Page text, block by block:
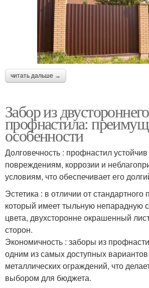
читать дальше →
Забор из двустороннего
профнастила:
особенности
Долговечность : профнастил
повреждениям, коррозии и
условиям, что обеспечивает его
Эстетика : в отличии от
который имеет тыльную непарадную
цвета, двухсторонне окрашенный
сторон.
Экономичность : заборы из
одним из самых доступных
металлических ограждений, что
выбором для бюджета.